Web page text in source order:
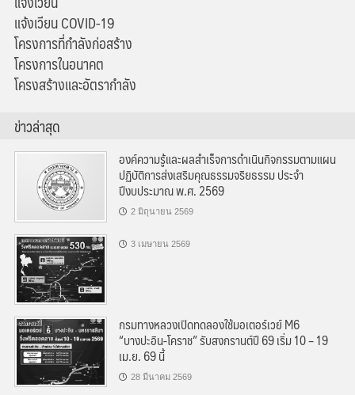
แจ้งเวียน COVID-19
โครงการที่กำลังก่อสร้าง
โครงการในอนาคต
โครงสร้างและอัตรากำลัง
ข่าวล่าสุด
องค์ความรู้และผลสำเร็จการดำเนินกิจกรรมตามแผน
ปฏิบัติการส่งเสริมคุณธรรมจริยธรรม ประจำ
ปีงบประมาณ พ.ศ. 2569
2 มิถุนายน 2569
3 เมษายน 2569
กรมทางหลวงเปิดทดลองใช้มอเตอร์เวย์ M6
“บางปะอิน-โคราช” รับสงกรานต์ปี 69 เริ่ม 10 – 19
เม.ย. 69 นี้
28 มีนาคม 2569